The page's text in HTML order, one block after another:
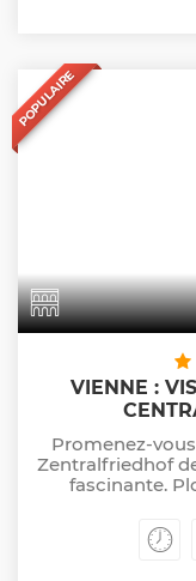
POPULAIRE
VIENNE :
Promenez-
Zentralfriedhof
fascinante.